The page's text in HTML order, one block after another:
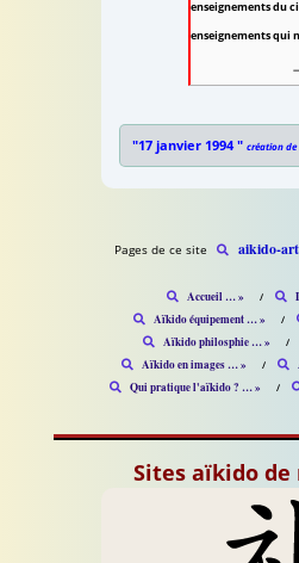
enseignements du
enseignements qui
"17 janvier 1994 "création de
Pages de ce site aikido-
Accueil … »
Aïkido équipement … »
Aïkido philosphie … »
Aïkido en images … »
Qui pratique l'aïkido ? … »
Sites aïkido de